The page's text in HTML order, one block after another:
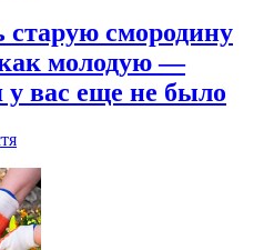
старую смородину
молодую —
у вас еще не было